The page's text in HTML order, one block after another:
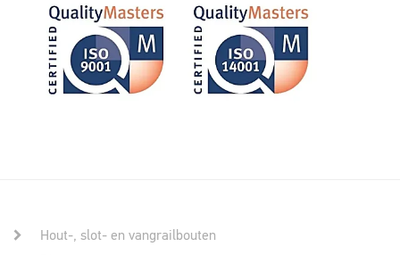
Hout-, slot- en vangrailbouten